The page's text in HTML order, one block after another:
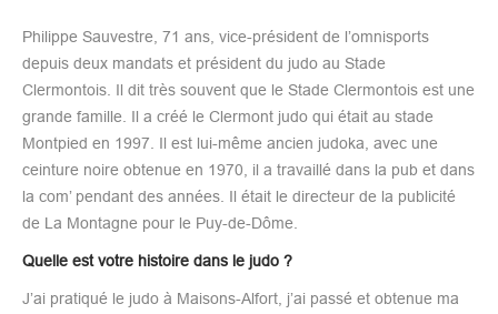
Philippe Sauvestre, 71 ans, vice-président de l’omnisports
depuis deux mandats et président du judo au Stade
Clermontois. Il dit très souvent que le Stade Clermontois est une
grande famille. Il a créé le Clermont judo qui était au stade
Montpied en 1997. Il est lui-même ancien judoka, avec une
ceinture noire obtenue en 1970, il a travaillé dans la pub et dans
la com’ pendant des années. Il était le directeur de la publicité
de La Montagne pour le Puy-de-Dôme.​
Quelle est votre histoire dans le judo ?
J’ai pratiqué le judo à Maisons-Alfort, j’ai passé et obtenue ma